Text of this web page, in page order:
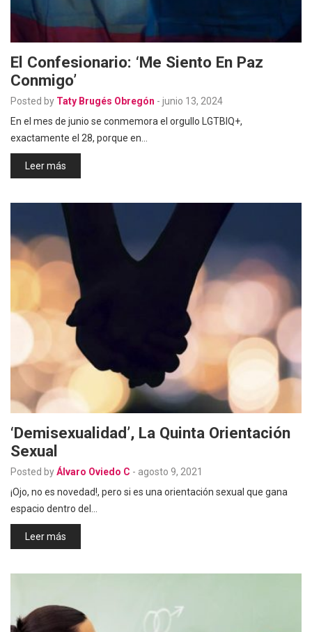
El Confesionario: ‘Me Siento En Paz
Conmigo’
Posted by Taty Brugés Obregón - junio 13, 2024
En el mes de junio se conmemora el orgullo LGTBIQ+,
exactamente el 28, porque en…
Leer más
‘Demisexualidad’, La Quinta Orientación
Sexual
Posted byÁlvaro Oviedo C - agosto 9, 2021
¡Ojo, no es novedad!, pero si es una orientación sexual que gana
espacio dentro del…
Leer más